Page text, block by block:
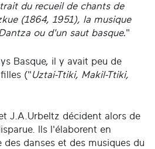
du recueil de chants de
(1864, 1951), la musique
ou d'un saut basque."
Basque, il y avait peu de
("Uztai-Ttiki, Makil-Ttiki,
J.A.Urbeltz décident alors de
Ils l'élaborent en
des danses et des musiques du